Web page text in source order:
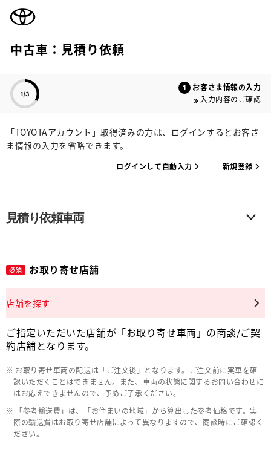
中古車：見積り依頼
お客さま情報の入力
入力内容のご確認
「TOYOTAアカウント」取得済みの方は、ログインするとお客さ
ま情報の入力を省略できます。
ログインして自動入力 新規登録
見積り依頼車両
必須 お取り寄せ店舗
店舗を探す
ご指定いただいた店舗が「お取り寄せ車両」の商談/ご契
約店舗となります。
お取り寄せ車両の配送は「ご注文後」となります。ご注文前に実車を確
認いただくことはできません。また、車両の状態に関するお問い合わせに
はお応えできませんので、予めご了承ください。
「参考輸送費」は、「お住まいの地域」から算出した参考価格です。実
際の輸送費はお取り寄せ店舗によって異なりますので、商談時にご確認く
ださい。